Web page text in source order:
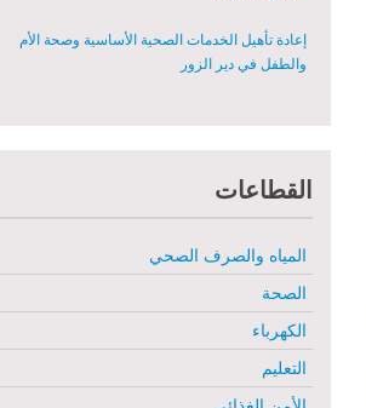
إعادة تأهيل المنازل لعيش آمن وكريم في الرقة ودير
تقديم خدمات الرعاية الصحية الأولية في محافظة دير
الزور - المرحلة الخامسة
مبادرة متعددة القطاعات لإعادة التأهيل في مدينة
جسر الشغور – المرحلة الثانية
القطاعات
المياه والصرف الصحي
الصحة
الكهرباء
التعليم